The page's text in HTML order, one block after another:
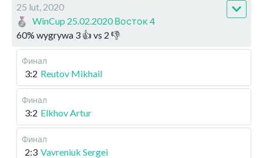
25 lut, 2020
WinCup 25.02.2020 Восток 4
60% wygrywa 3 👍 vs 2 👎
Финал
3:2 Reutov Mikhail
Финал
3:2 Elkhov Artur
Финал
2:3 Vavreniuk Sergei